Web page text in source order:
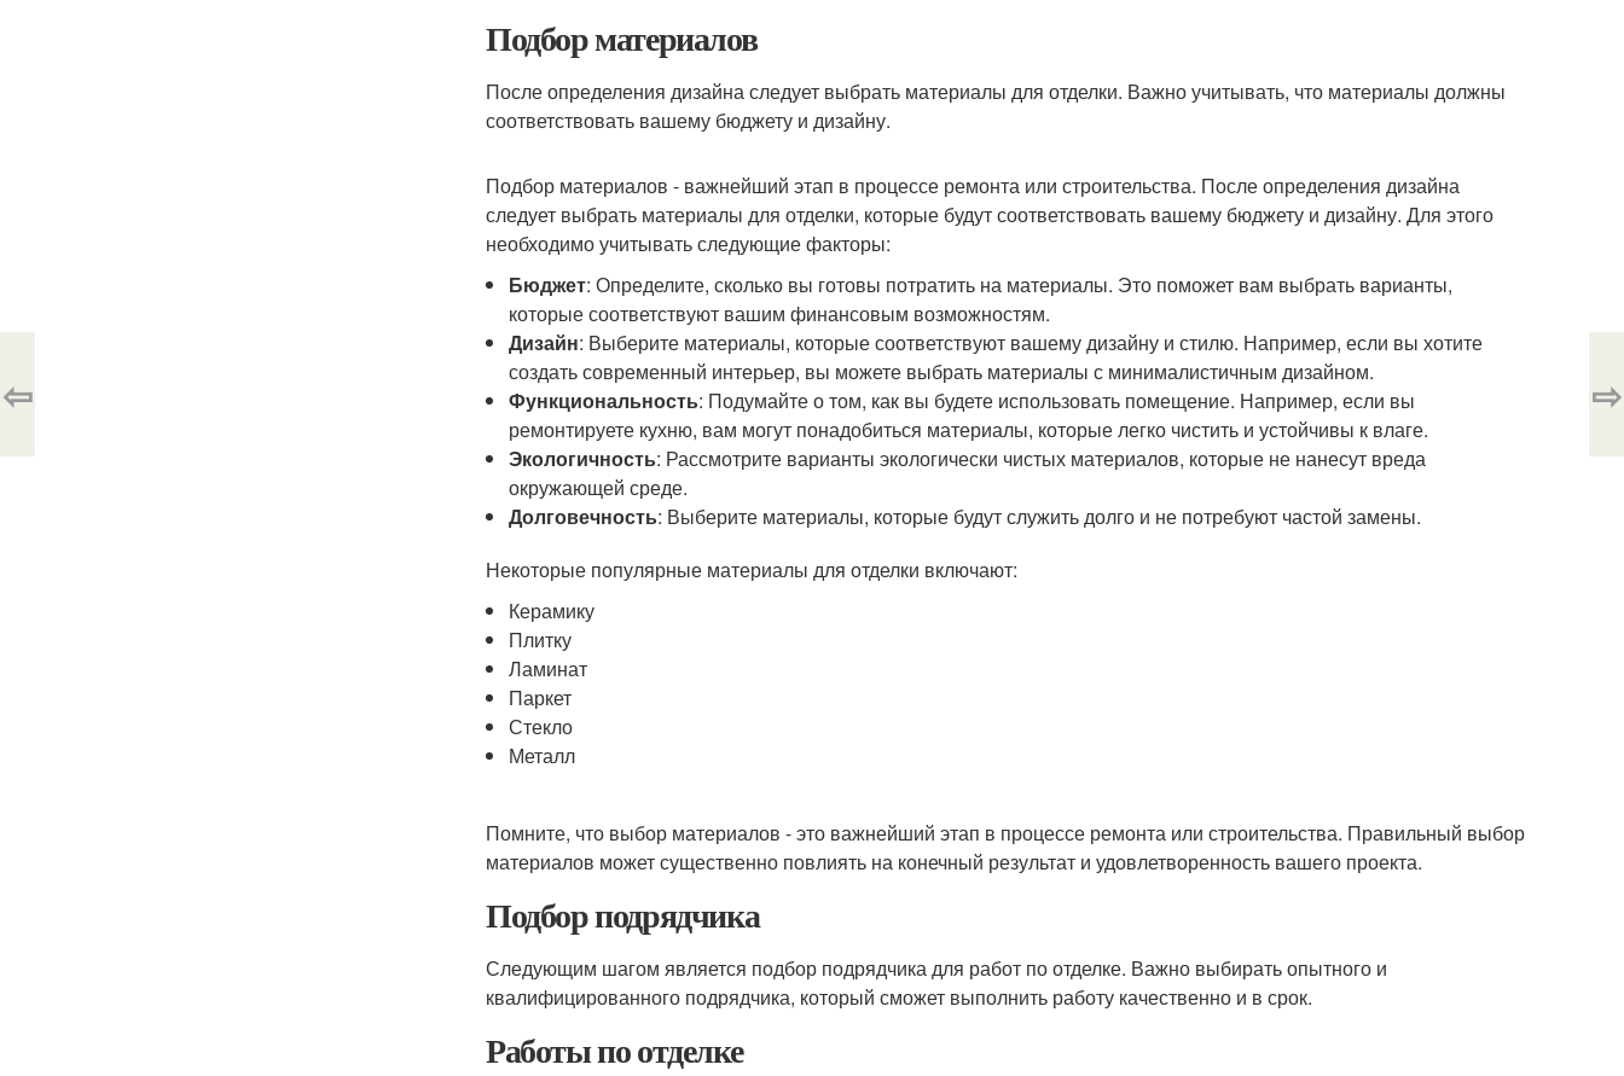
Подбор материалов
После определения дизайна следует выбрать материалы для отделки. Важно учитывать, что материалы должны
соответствовать вашему бюджету и дизайну.
Подбор материалов - важнейший этап в процессе ремонта или строительства. После определения дизайна
следует выбрать материалы для отделки, которые будут соответствовать вашему бюджету и дизайну. Для этого
необходимо учитывать следующие факторы:
Бюджет: Определите, сколько вы готовы потратить на материалы. Это поможет вам выбрать варианты,
которые соответствуют вашим финансовым возможностям.
Дизайн: Выберите материалы, которые соответствуют вашему дизайну и стилю. Например, если вы хотите
создать современный интерьер, вы можете выбрать материалы с минималистичным дизайном.
Функциональность: Подумайте о том, как вы будете использовать помещение. Например, если вы
ремонтируете кухню, вам могут понадобиться материалы, которые легко чистить и устойчивы к влаге.
Экологичность: Рассмотрите варианты экологически чистых материалов, которые не нанесут вреда
окружающей среде.
Долговечность: Выберите материалы, которые будут служить долго и не потребуют частой замены.
Некоторые популярные материалы для отделки включают:
Керамику
Плитку
Ламинат
Паркет
Стекло
Металл
Помните, что выбор материалов - это важнейший этап в процессе ремонта или строительства. Правильный выбор
материалов может существенно повлиять на конечный результат и удовлетворенность вашего проекта.
Подбор подрядчика
Следующим шагом является подбор подрядчика для работ по отделке. Важно выбирать опытного и
квалифицированного подрядчика, который сможет выполнить работу качественно и в срок.
Работы по отделке
⇦ ⇨